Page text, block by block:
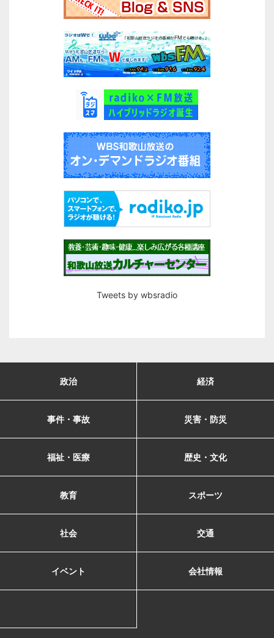
Tweets by wbsradio
政治 経済
事件・事故 災害・防災
福祉・医療 歴史・文化
教育 スポーツ
社会 交通
イベント 会社情報